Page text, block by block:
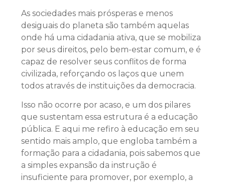
As sociedades mais prósperas e menos
desiguais do planeta são também aquelas
onde há uma cidadania ativa, que se mobiliza
por seus direitos, pelo bem-estar comum, e é
capaz de resolver seus conflitos de forma
civilizada, reforçando os laços que unem
todos através de instituições da democracia.
Isso não ocorre por acaso, e um dos pilares
que sustentam essa estrutura é a educação
pública. E aqui me refiro à educação em seu
sentido mais amplo, que engloba também a
formação para a cidadania, pois sabemos que
a simples expansão da instrução é
insuficiente para promover, por exemplo, a